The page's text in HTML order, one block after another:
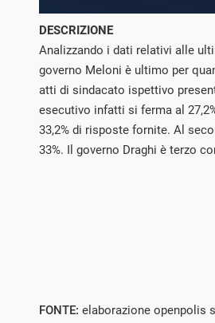
DESCRIZIONE
Analizzando i dati relativi alle
governo Meloni è ultimo per
atti di sindacato ispettivo
esecutivo infatti si ferma al
33,2% di risposte fornite. Al
33%. Il governo Draghi è terzo
FONTE: elaborazione openpolis